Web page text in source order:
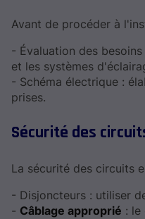
Avant de procéder à
- Évaluation des
et les systèmes
- Schéma électrique :
prises.
Sécurité des
La sécurité des circuits
- Disjoncteurs : utiliser
- Câblage approprié : le